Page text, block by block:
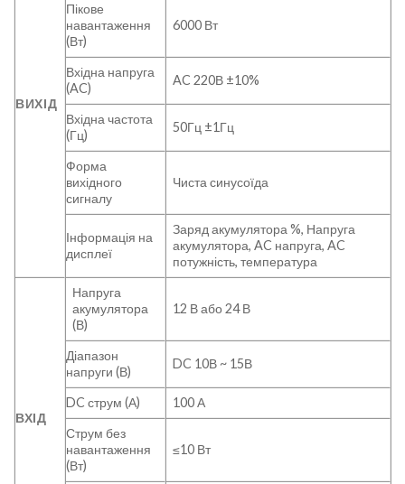
ВИХІД
Пікове
навантаження
(Вт)
6000 Вт
Вхідна напруга
(AC)
AC 220В ±10%
Вхідна частота
(Гц)
50Гц ±1Гц
Форма
вихідного
сигналу
Чиста синусоїда
Інформація на
дисплеї
Заряд акумулятора %, Напруга
акумулятора, AC напруга, AC
потужність, температура
ВХІД
Напруга
акумулятора
(В)
12 В або 24 В
Діапазон
напруги (В)
DC 10В ~ 15В
DC струм (А)
100 А
Струм без
навантаження
(Вт)
≤10 Вт